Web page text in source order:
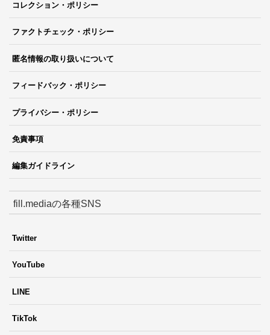
コレクション・ポリシー
ファクトチェック・ポリシー
匿名情報の取り扱いについて
フィードバック・ポリシー
プライバシー・ポリシー
免責事項
編集ガイドライン
fill.mediaの各種SNS
Twitter
YouTube
LINE
TikTok